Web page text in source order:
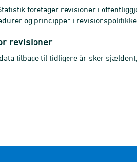
foretager revisioner i
og principper i
revisioner
tilbage til tidligere år sker